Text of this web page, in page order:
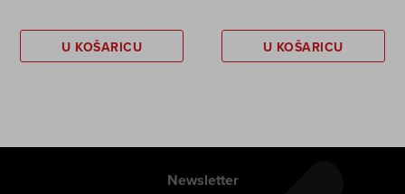
U KOŠARICU U KOŠARICU
Newsletter